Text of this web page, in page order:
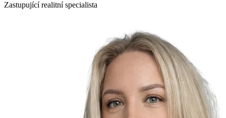
Zastupující realitní specialista